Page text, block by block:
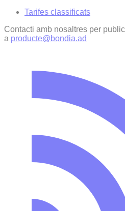
Tarifes classificats
Contacti amb nosaltres per
a producte@bondia.ad